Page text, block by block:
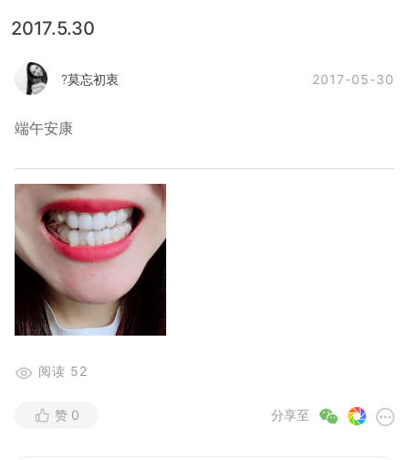
2017.5.30
?莫忘初衷 2017-05-30
端午安康
阅读 52
分享至
赞 0